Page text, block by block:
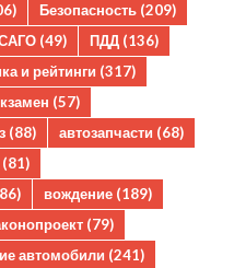
Безопасность (209)
(49) ПДД (136)
и рейтинги (317)
(57)
(88) автозапчасти (68)
(81)
вождение (189)
(79)
автомобили (241)